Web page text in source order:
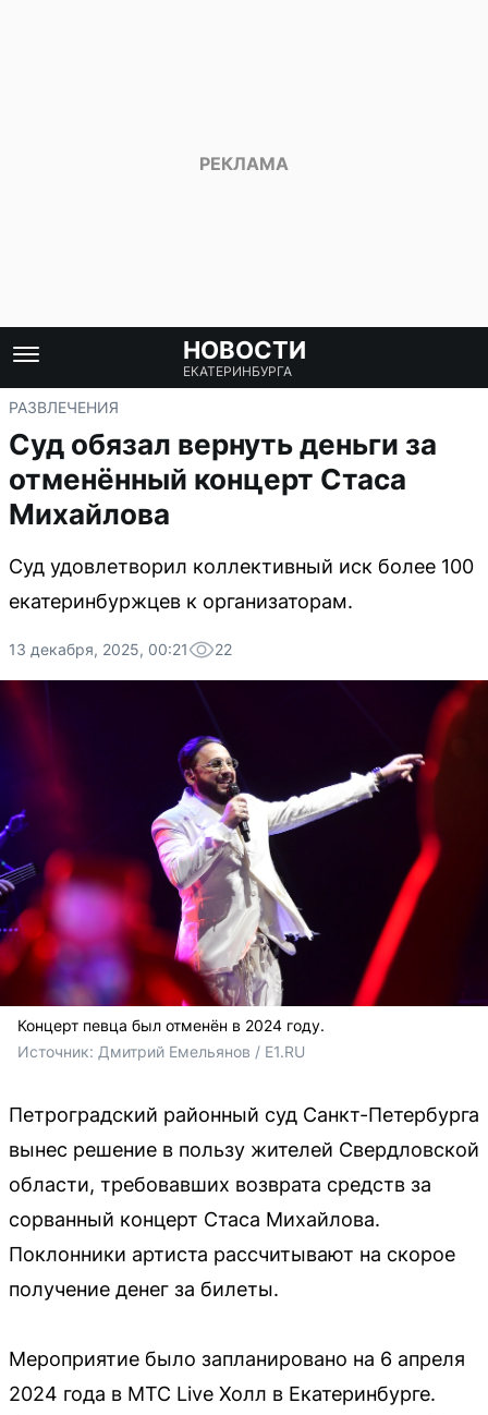
НОВОСТИ
ЕКАТЕРИНБУРГА
РАЗВЛЕЧЕНИЯ
Суд обязал вернуть деньги за
отменённый концерт Стаса
Михайлова
Суд удовлетворил коллективный иск более 100
екатеринбуржцев к организаторам.
13 декабря, 2025, 00:21 22
Концерт певца был отменён в 2024 году.
Источник: Дмитрий Емельянов / E1.RU
Петроградский районный суд Санкт-Петербурга
вынес решение в пользу жителей Свердловской
области, требовавших возврата средств за
сорванный концерт Стаса Михайлова.
Поклонники артиста рассчитывают на скорое
получение денег за билеты.
Мероприятие было запланировано на 6 апреля
2024 года в МТС Live Холл в Екатеринбурге.